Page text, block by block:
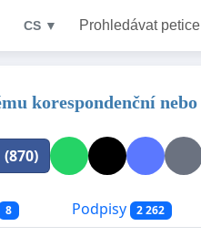
CS ▼ Prohledávat petice
korespondenční
8 Podpisy 2 262